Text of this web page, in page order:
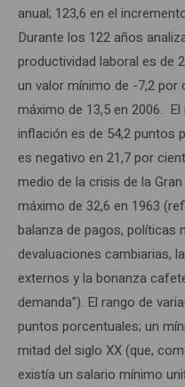
anual; 123,6 en el
Durante los 122 años
productividad laboral es de
un valor mínimo de -7,2 por
máximo de 13,5 en 2006.
inflación es de 54,2 puntos
es negativo en 21,7 por
medio de la crisis de la
máximo de 32,6 en 1963
balanza de pagos, políticas
devaluaciones cambiarias,
externos y la bonanza
demanda”). El rango de
puntos porcentuales; un
mitad del siglo XX (que,
existía un salario mínimo